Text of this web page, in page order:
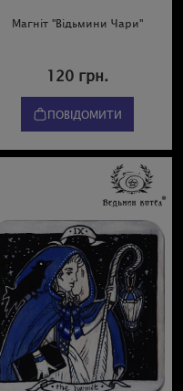
Магніт "Відьмини Чари"
120 грн.
ПОВІДОМИТИ